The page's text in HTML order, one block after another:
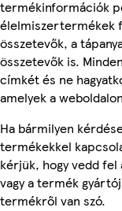
termékinformációk
élelmiszertermékek
összetevők, a
összetevők is.
címkét és ne
amelyek a
Ha bármilyen
termékekkel
kérjük, hogy vedd fel
vagy a termék
termékről van szó.